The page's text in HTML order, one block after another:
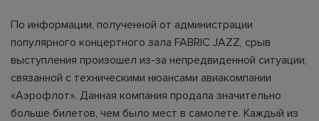
По информации, полученной от администрации
популярного концертного зала FABRIC JAZZ, срыв
выступления произошел из-за непредвиденной ситуации,
связанной с техническими нюансами авиакомпании
«Аэрофлот». Данная компания продала значительно
больше билетов, чем было мест в самолете. Каждый из